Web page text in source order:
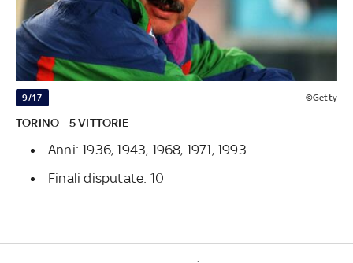
9/17 ©Getty
TORINO - 5 VITTORIE
Anni: 1936, 1943, 1968, 1971, 1993
Finali disputate: 10